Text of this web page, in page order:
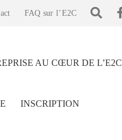
FAQ sur l’E2C
AU CŒUR DE L’E2C
INSCRIPTION